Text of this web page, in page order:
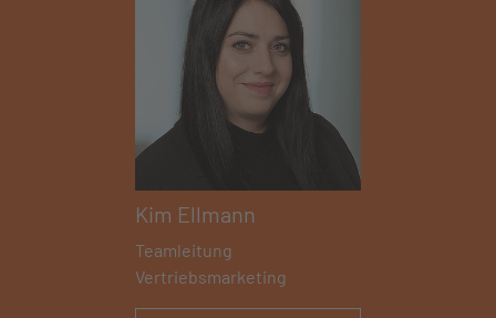
Kim Ellmann
Teamleitung
Vertriebsmarketing